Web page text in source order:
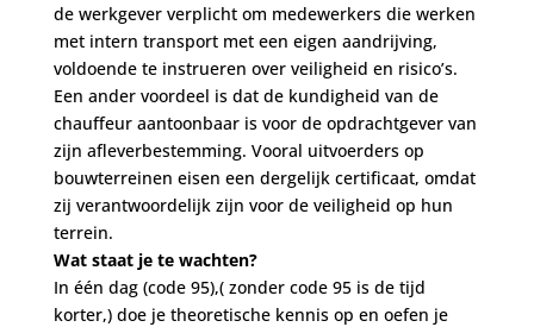
de werkgever verplicht om medewerkers die werken
met intern transport met een eigen aandrijving,
voldoende te instrueren over veiligheid en risico’s.
Een ander voordeel is dat de kundigheid van de
chauffeur aantoonbaar is voor de opdrachtgever van
zijn afleverbestemming. Vooral uitvoerders op
bouwterreinen eisen een dergelijk certificaat, omdat
zij verantwoordelijk zijn voor de veiligheid op hun
terrein.
Wat staat je te wachten?
In één dag (code 95),( zonder code 95 is de tijd
korter,) doe je theoretische kennis op en oefen je